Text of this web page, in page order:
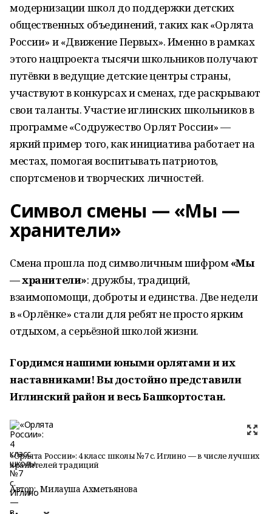
модернизации школ до поддержки детских
общественных объединений, таких как «Орлята
России» и «Движение Первых». Именно в рамках
этого нацпроекта тысячи школьников получают
путёвки в ведущие детские центры страны,
участвуют в конкурсах и сменах, где раскрывают
свои таланты. Участие иглинских школьников в
программе «Содружество Орлят России» —
яркий пример того, как инициатива работает на
местах, помогая воспитывать патриотов,
спортсменов и творческих личностей.
Символ смены — «Мы —
хранители»
Смена прошла под символичным шифром«Мы
— хранители»: дружбы, традиций,
взаимопомощи, доброты и единства. Две недели
в «Орлёнке» стали для ребят не просто ярким
отдыхом, а серьёзной школой жизни.
Гордимся нашими юными орлятами и их
наставниками! Вы достойно представили
Иглинский район и весь Башкортостан.
«Орлята России»: 4 класс школы №7 с. Иглино — в числе лучших
хранителей традиций
Автор: Милауша Ахметьянова